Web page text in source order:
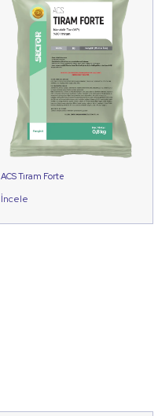
ACS Tıram Forte
İncele